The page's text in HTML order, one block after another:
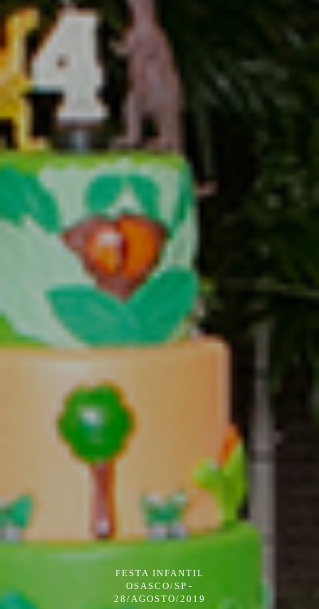
FESTA INFANTIL
OSASCO/SP
28/AGOSTO/2019